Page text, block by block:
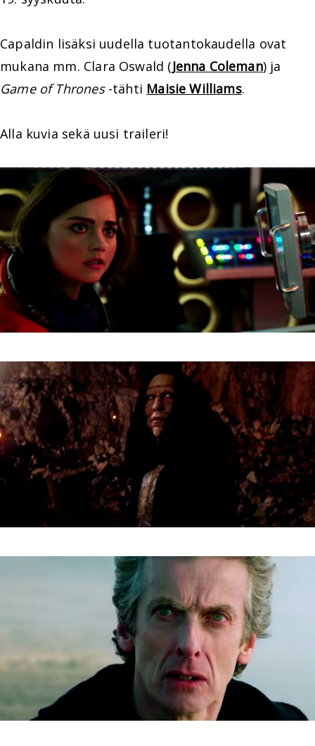
Capaldin lisäksi uudella tuotantokaudella ovat
mukana mm. Clara Oswald (Jenna Coleman) ja
Game of Thrones-tähti Maisie Williams.
Alla kuvia sekä uusi traileri!